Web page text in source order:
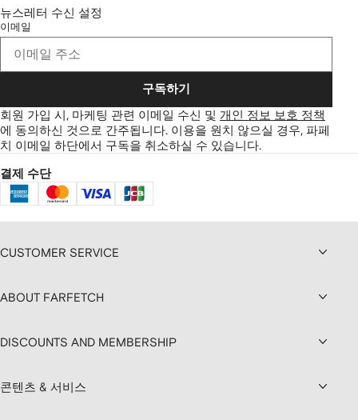
뉴스레터 수신 설정
이메일
구독하기
회원 가입 시, 마케팅 관련 이메일 수신 및 개인 정보 보호 정책
에 동의하신 것으로 간주됩니다. 이용을 원치 않으실 경우, 파페
치 이메일 하단에서 구독을 취소하실 수 있습니다.
결제 수단
CUSTOMER SERVICE
ABOUT FARFETCH
DISCOUNTS AND MEMBERSHIP
콘텐츠 & 서비스